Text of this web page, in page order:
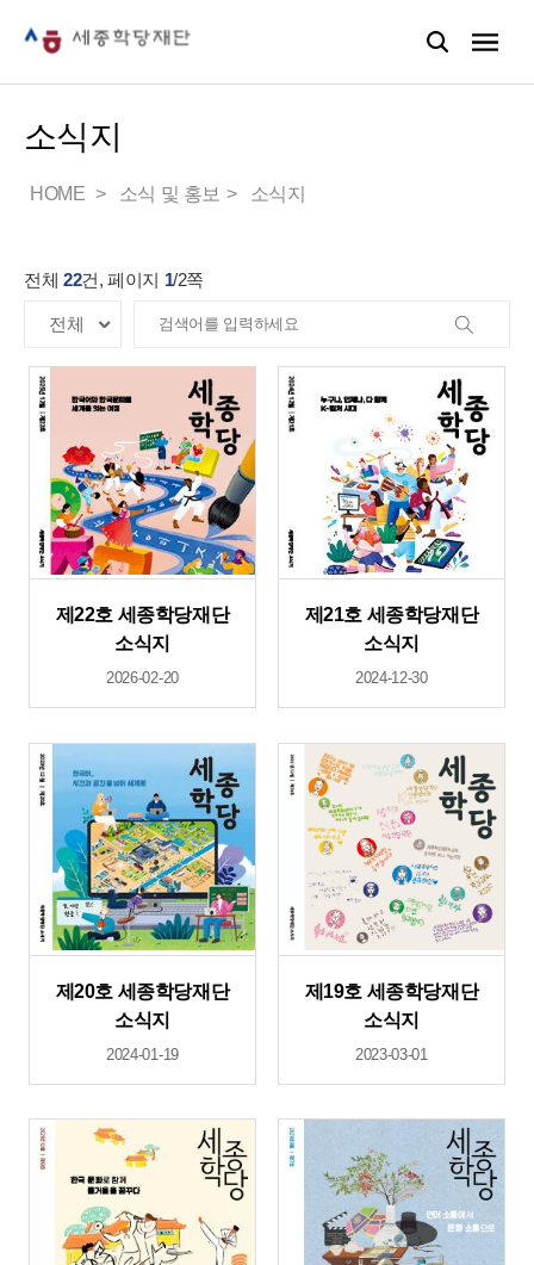
소식지
HOME 소식 및 홍보 소식지
전체 22건, 페이지 1/2쪽
제22호 세종학당재단
소식지
2026-02-20
제21호 세종학당재단
소식지
2024-12-30
제20호 세종학당재단
소식지
2024-01-19
제19호 세종학당재단
소식지
2023-03-01